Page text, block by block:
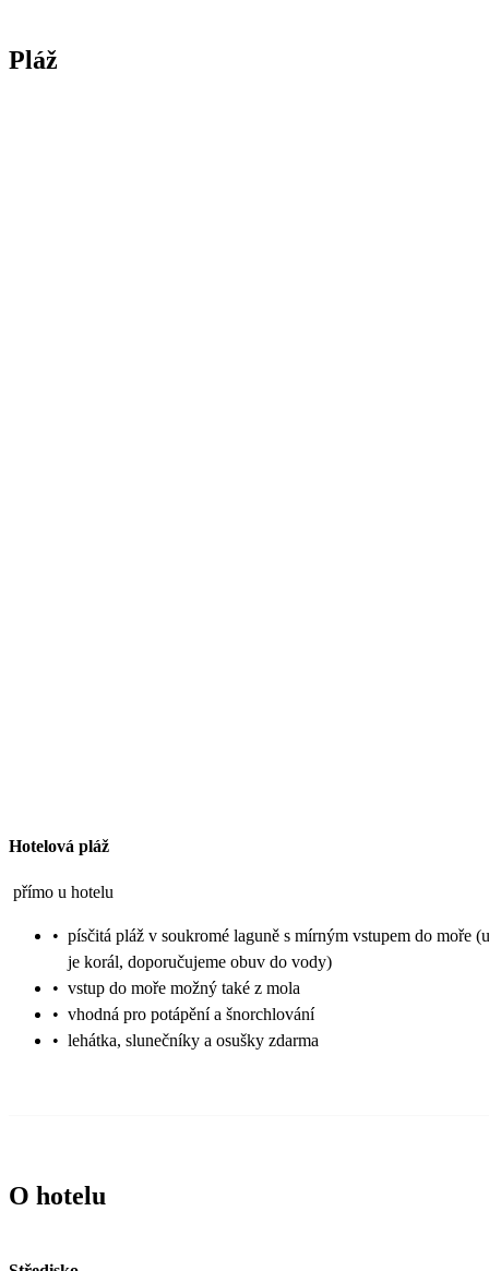
Pláž
Hotelová pláž
přímo u hotelu
• písčitá pláž v soukromé laguně s mírným vstupem do moře
je korál, doporučujeme obuv do vody)
• vstup do moře možný také z mola
• vhodná pro potápění a šnorchlování
• lehátka, slunečníky a osušky zdarma
O hotelu